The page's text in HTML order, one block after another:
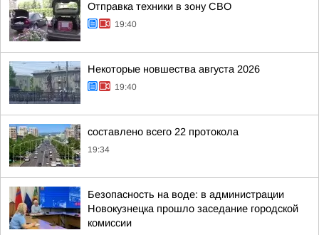
Отправка техники в зону СВО
19:40
Некоторые новшества августа 2026
19:40
составлено всего 22 протокола
19:34
Безопасность на воде: в администрации
Новокузнецка прошло заседание городской
комиссии